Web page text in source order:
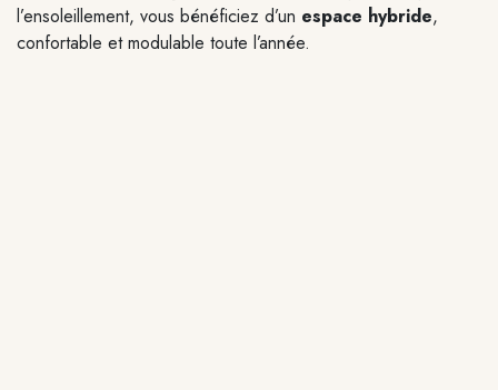
l’ensoleillement, vous bénéficiez d’un espace hybride,
confortable et modulable toute l’année.